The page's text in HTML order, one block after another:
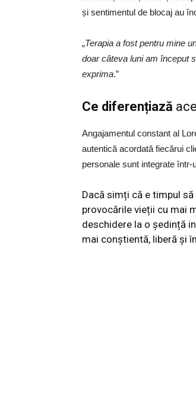
și sentimentul de blocaj au
„Terapia a fost pentru mine
doar câteva luni am început
exprima.”
Ce diferențiază
Angajamentul constant al
autentică acordată fiecărui
personale sunt integrate
Dacă simți că e timpul
provocările vieții cu mai
deschidere la o ședință
mai conștientă, liberă și